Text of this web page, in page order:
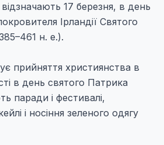
17 березня, в день
Ірландії Святого
н. е.).
прийняття християнства в
в день святого Патрика
паради і фестивалі,
і носіння зеленого одягу